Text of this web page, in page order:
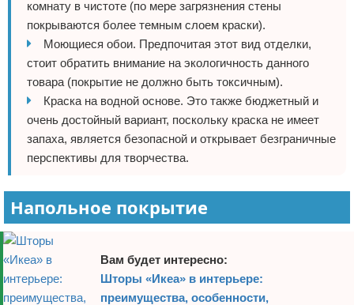
комнату в чистоте (по мере загрязнения стены
покрываются более темным слоем краски).
Моющиеся обои. Предпочитая этот вид отделки,
стоит обратить внимание на экологичность данного
товара (покрытие не должно быть токсичным).
Краска на водной основе. Это также бюджетный и
очень достойный вариант, поскольку краска не имеет
запаха, является безопасной и открывает безграничные
перспективы для творчества.
Напольное покрытие
Вам будет интересно:
Шторы «Икеа» в интерьере:
преимущества, особенности,